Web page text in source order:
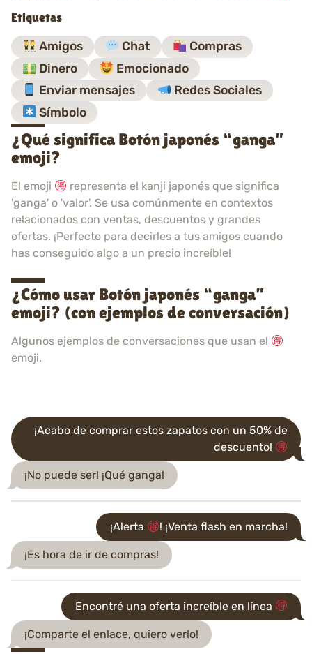
Etiquetas
Amigos Chat
Compras
Dinero
Emocionado
Enviar mensajes
Redes Sociales
Símbolo
¿Qué significa Botón japonés “ganga”
emoji?
El emoji
representa el kanji japonés que significa
'ganga' o 'valor'. Se usa comúnmente en contextos
relacionados con ventas, descuentos y grandes
ofertas. ¡Perfecto para decirles a tus amigos cuando
has conseguido algo a un precio increíble!
¿Cómo usar Botón japonés “ganga”
emoji? (con ejemplos de conversación)
Algunos ejemplos de conversaciones que usan el
emoji.
¡Acabo de comprar estos zapatos con un 50% de
descuento!
¡No puede ser! ¡Qué ganga!
¡Alerta ! ¡Venta flash en marcha!
¡Es hora de ir de compras!
Encontré una oferta increíble en línea
¡Comparte el enlace, quiero verlo!